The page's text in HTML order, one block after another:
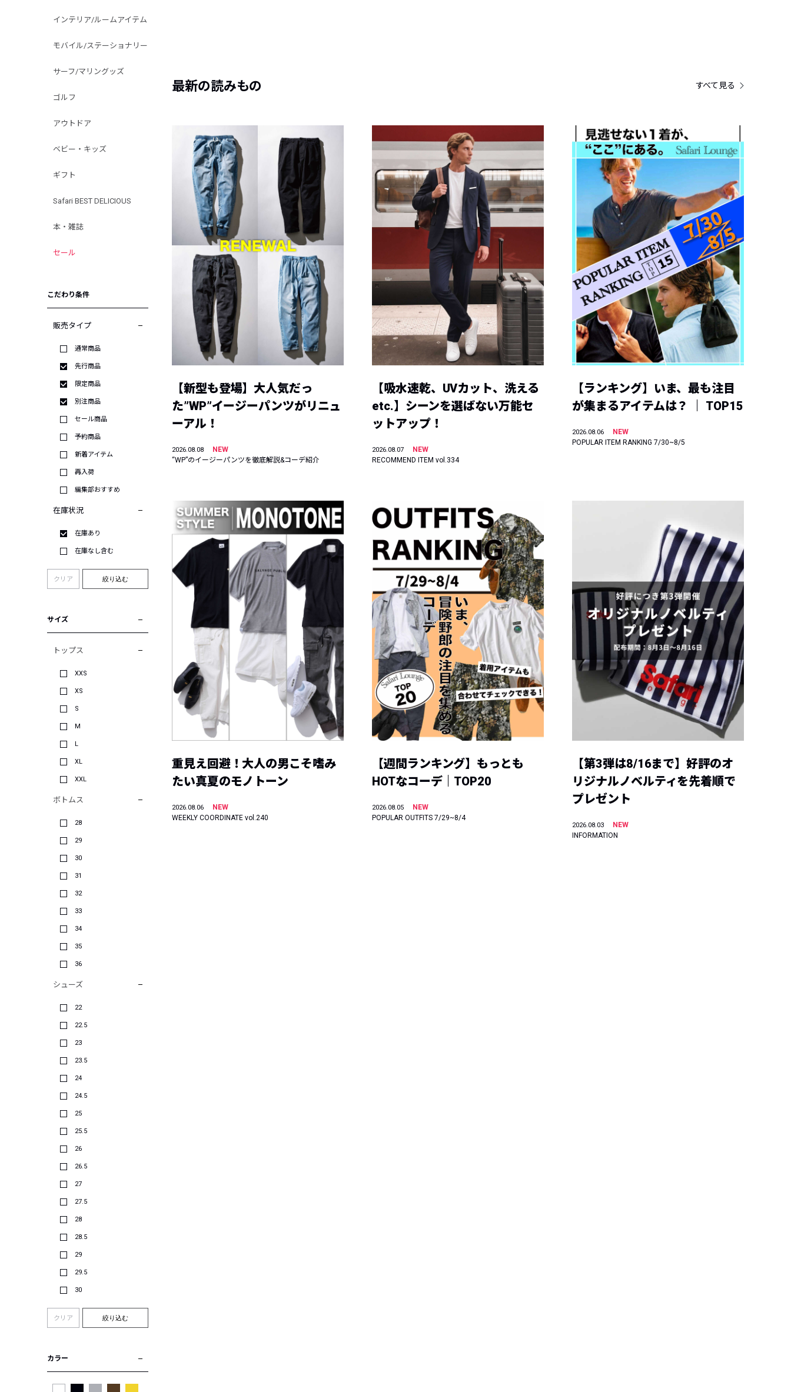
インテリア/ルームアイテム
モバイル/ステーショナリー
サーフ/マリングッズ
ゴルフ
アウトドア
ベビー・キッズ
ギフト
Safari BEST DELICIOUS
本・雑誌
セール
こだわり条件
販売タイプ
通常商品
先行商品
限定商品
別注商品
セール商品
予約商品
新着アイテム
再入荷
編集部おすすめ
在庫状況
在庫あり
在庫なし含む
クリア 絞り込む
サイズ
トップス
XXS
XS
S
M
L
XL
XXL
ボトムス
28
29
30
31
32
33
34
35
36
シューズ
22
22.5
23
23.5
24
24.5
25
25.5
26
26.5
27
27.5
28
28.5
29
29.5
30
クリア 絞り込む
カラー
最新の読みもの すべて見る
【新型も登場】大人気だっ
た”WP”イージーパンツがリニュ
ーアル！
2026.08.08
NEW
“WP”のイージーパンツを徹底解説&コーデ紹介
【吸水速乾、UVカット、洗える
etc.】シーンを選ばない万能セ
ットアップ！
2026.08.07
NEW
RECOMMEND ITEM vol.334
【ランキング】いま、最も注目
が集まるアイテムは？ ｜ TOP15
2026.08.06
NEW
POPULAR ITEM RANKING 7/30~8/5
重見え回避！大人の男こそ嗜み
たい真夏のモノトーン
2026.08.06
NEW
WEEKLY COORDINATE vol.240
【週間ランキング】もっとも
HOTなコーデ｜TOP20
2026.08.05
NEW
POPULAR OUTFITS 7/29~8/4
【第3弾は8/16まで】好評のオ
リジナルノベルティを先着順で
プレゼント
2026.08.03
NEW
INFORMATION